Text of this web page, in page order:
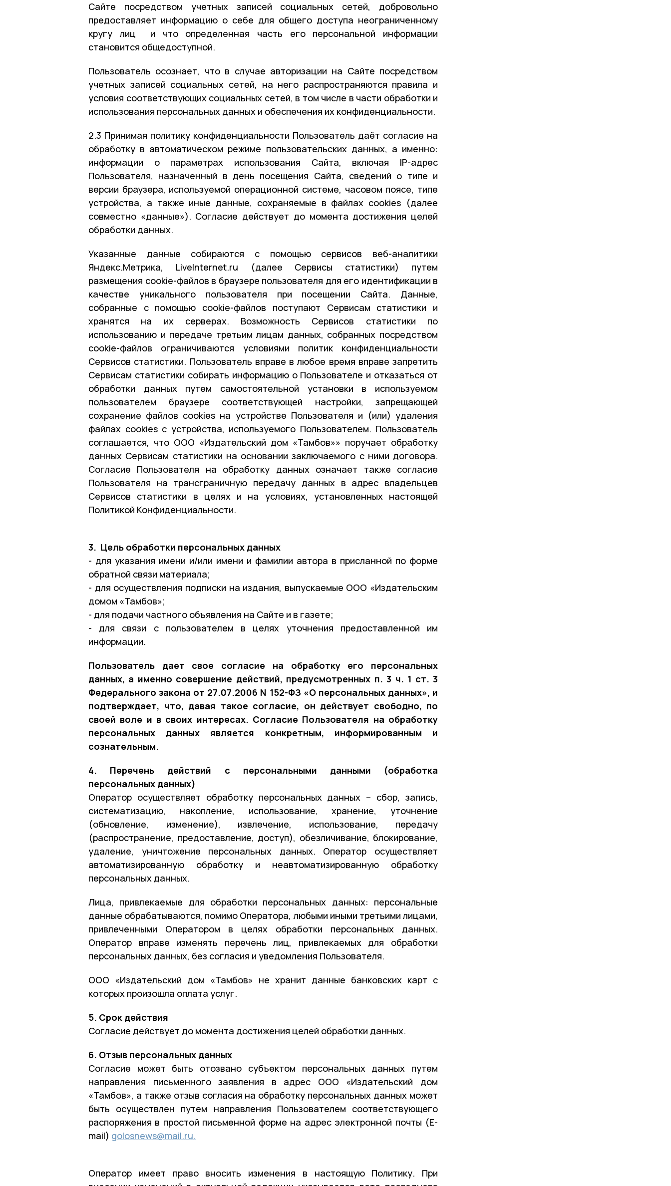
Сайте посредством учетных записей социальных сетей, добровольно
предоставляет информацию о себе для общего доступа неограниченному
кругу лиц и что определенная часть его персональной информации
становится общедоступной.
Пользователь осознает, что в случае авторизации на Сайте посредством
учетных записей социальных сетей, на него распространяются правила и
условия соответствующих социальных сетей, в том числе в части обработки и
использования персональных данных и обеспечения их конфиденциальности.
2.3 Принимая политику конфиденциальности Пользователь даёт согласие на
обработку в автоматическом режиме пользовательских данных, а именно:
информации о параметрах использования Сайта, включая IP-адрес
Пользователя, назначенный в день посещения Сайта, сведений о типе и
версии браузера, используемой операционной системе, часовом поясе, типе
устройства, а также иные данные, сохраняемые в файлах cookies (далее
совместно «данные»). Согласие действует до момента достижения целей
обработки данных.
Указанные данные собираются с помощью сервисов веб-аналитики
Яндекс.Метрика, LiveInternet.ru (далее Сервисы статистики) путем
размещения cookie-файлов в браузере пользователя для его идентификации в
качестве уникального пользователя при посещении Сайта. Данные,
собранные с помощью cookie-файлов поступают Сервисам статистики и
хранятся на их серверах. Возможность Сервисов статистики по
использованию и передаче третьим лицам данных, собранных посредством
cookie-файлов ограничиваются условиями политик конфиденциальности
Сервисов статистики. Пользователь вправе в любое время вправе запретить
Сервисам статистики собирать информацию о Пользователе и отказаться от
обработки данных путем самостоятельной установки в используемом
пользователем браузере соответствующей настройки, запрещающей
сохранение файлов cookies на устройстве Пользователя и (или) удаления
файлах cookies с устройства, используемого Пользователем. Пользователь
соглашается, что ООО «Издательский дом «Тамбов»» поручает обработку
данных Сервисам статистики на основании заключаемого с ними договора.
Согласие Пользователя на обработку данных означает также согласие
Пользователя на трансграничную передачу данных в адрес владельцев
Сервисов статистики в целях и на условиях, установленных настоящей
Политикой Конфиденциальности.
3. Цель обработки персональных данных
- для указания имени и/или имени и фамилии автора в присланной по форме
обратной связи материала;
- для осуществления подписки на издания, выпускаемые ООО «Издательским
домом «Тамбов»;
- для подачи частного объявления на Сайте и в газете;
- для связи с пользователем в целях уточнения предоставленной им
информации.
Пользователь дает свое согласие на обработку его персональных
данных, а именно совершение действий, предусмотренных п. 3 ч. 1 ст. 3
Федерального закона от 27.07.2006 N 152-ФЗ «О персональных данных», и
подтверждает, что, давая такое согласие, он действует свободно, по
своей воле и в своих интересах. Согласие Пользователя на обработку
персональных данных является конкретным, информированным и
сознательным.
4. Перечень действий с персональными данными (обработка
персональных данных)
Оператор осуществляет обработку персональных данных – сбор, запись,
систематизацию, накопление, использование, хранение, уточнение
(обновление, изменение), извлечение, использование, передачу
(распространение, предоставление, доступ), обезличивание, блокирование,
удаление, уничтожение персональных данных. Оператор осуществляет
автоматизированную обработку и неавтоматизированную обработку
персональных данных.
Лица, привлекаемые для обработки персональных данных: персональные
данные обрабатываются, помимо Оператора, любыми иными третьими лицами,
привлеченными Оператором в целях обработки персональных данных.
Оператор вправе изменять перечень лиц, привлекаемых для обработки
персональных данных, без согласия и уведомления Пользователя.
ООО «Издательский дом «Тамбов» не хранит данные банковских карт с
которых произошла оплата услуг.
5. Срок действия
Согласие действует до момента достижения целей обработки данных.
6. Отзыв персональных данных
Согласие может быть отозвано субъектом персональных данных путем
направления письменного заявления в адрес ООО «Издательский дом
«Тамбов», а также отзыв согласия на обработку персональных данных может
быть осуществлен путем направления Пользователем соответствующего
распоряжения в простой письменной форме на адрес электронной почты (E-
mail) golosnews@mail.ru.
Оператор имеет право вносить изменения в настоящую Политику. При